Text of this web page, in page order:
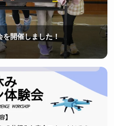
を開催しました！